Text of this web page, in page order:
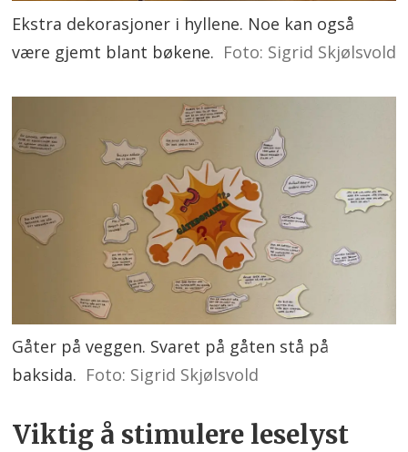
Ekstra dekorasjoner i hyllene. Noe kan også
være gjemt blant bøkene. Foto: Sigrid Skjølsvold
Gåter på veggen. Svaret på gåten stå på
baksida. Foto: Sigrid Skjølsvold
Viktig å stimulere leselyst